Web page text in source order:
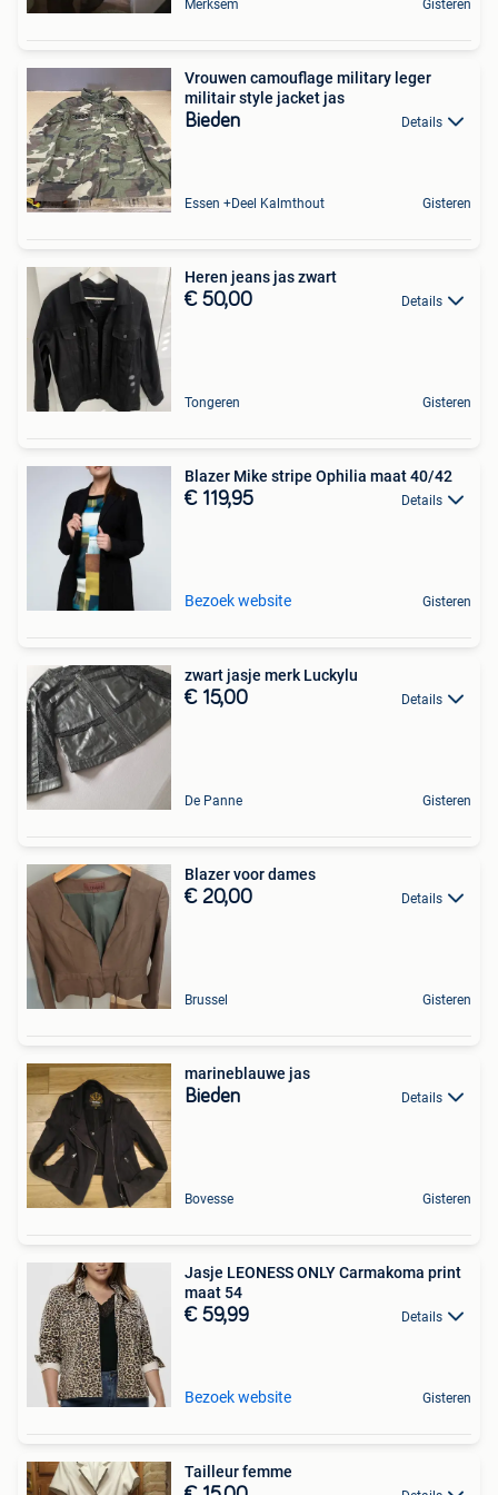
Merksem Gisteren
Vrouwen camouflage military leger
militair style jacket jas
Bieden Details
Essen +Deel Kalmthout Gisteren
Heren jeans jas zwart
€ 50,00 Details
Tongeren Gisteren
Blazer Mike stripe Ophilia maat 40/42
€ 119,95 Details
Bezoek website Gisteren
zwart jasje merk Luckylu
€ 15,00 Details
De Panne Gisteren
Blazer voor dames
€ 20,00 Details
Brussel Gisteren
marineblauwe jas
Bieden Details
Bovesse Gisteren
Jasje LEONESS ONLY Carmakoma print
maat 54
€ 59,99 Details
Bezoek website Gisteren
Tailleur femme